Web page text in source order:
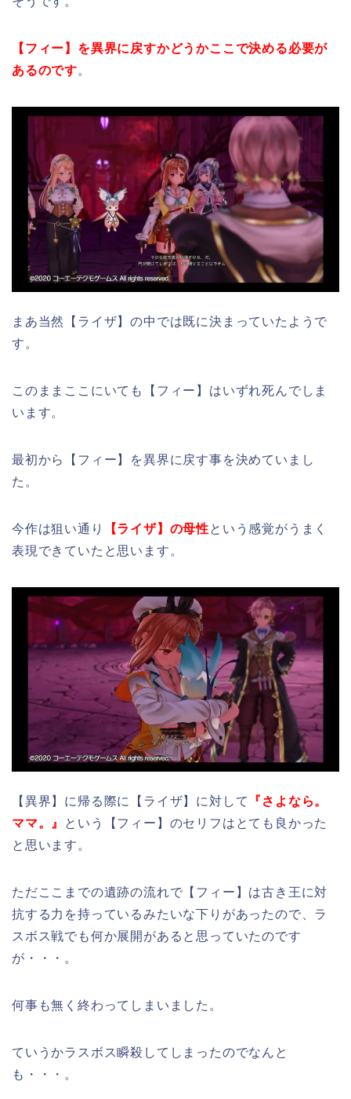
【フィー】を異界に戻すかどうかここで決める必要が
あるのです。
まあ当然【ライザ】の中では既に決まっていたようで
す。
このままここにいても【フィー】はいずれ死んでしま
います。
最初から【フィー】を異界に戻す事を決めていまし
た。
今作は狙い通り 【ライザ】の母性という感覚がうまく
表現できていたと思います。
【異界】に帰る際に【ライザ】に対して
『さよなら。
ママ。』
という【フィー】のセリフはとても良かった
と思います。
ただここまでの遺跡の流れで【フィー】は古き王に対
抗する力を持っているみたいな下りがあったので、ラ
スボス戦でも何か展開があると思っていたのです
が・・・。
何事も無く終わってしまいました。
ていうかラスボス瞬殺してしまったのでなんと
も・・・。